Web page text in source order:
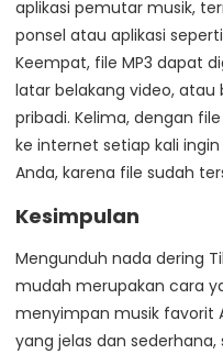
aplikasi pemutar musik,
ponsel atau aplikasi
Keempat, file MP3 dapat
latar belakang video,
pribadi. Kelima, dengan
ke internet setiap kali
Anda, karena file sudah
Kesimpulan
Mengunduh nada dering
mudah merupakan cara
menyimpan musik favorit
yang jelas dan